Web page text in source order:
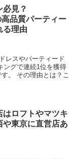
必見？
品質パーティー
る理由
レスやパーティード
ングで連続1位を獲得
。 その理由とは？こ
はロフトやマツキ
や東京に直営店あ